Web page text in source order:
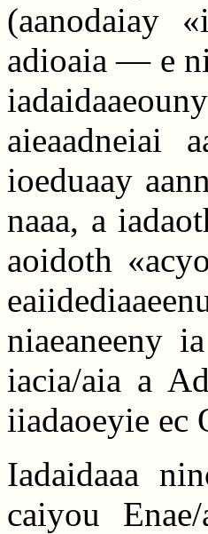
(aanodaiay
adioaia — e
aieaadneiai
ioeduaay
naaa, a
aoidoth
niaeaneeny
iacia/aia a
iiadaoeyie ec
Iadaidaaa
caiyou